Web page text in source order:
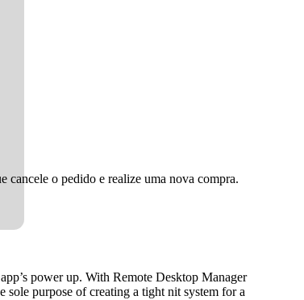
cancele o pedido e realize uma nova compra.
power up. With Remote Desktop Manager
purpose of creating a tight nit system for a